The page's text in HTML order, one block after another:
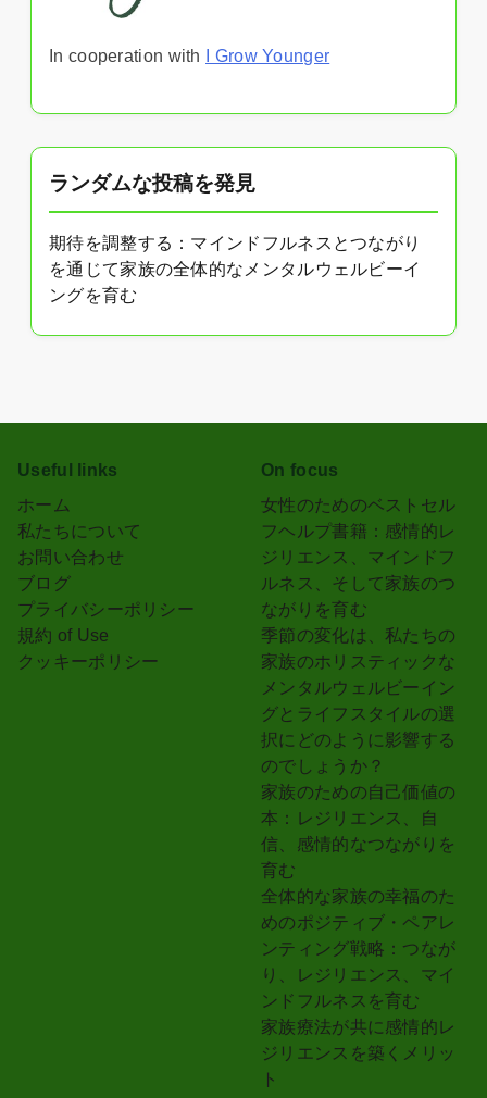
In cooperation with I Grow Younger
ランダムな投稿を発見
期待を調整する：マインドフルネスとつながり
を通じて家族の全体的なメンタルウェルビーイ
ングを育む
Useful links
ホーム
私たちについて
お問い合わせ
ブログ
プライバシーポリシー
規約 of Use
クッキーポリシー
On focus
女性のためのベストセル
フヘルプ書籍：感情的レ
ジリエンス、マインドフ
ルネス、そして家族のつ
ながりを育む
季節の変化は、私たちの
家族のホリスティックな
メンタルウェルビーイン
グとライフスタイルの選
択にどのように影響する
のでしょうか？
家族のための自己価値の
本：レジリエンス、自
信、感情的なつながりを
育む
全体的な家族の幸福のた
めのポジティブ・ペアレ
ンティング戦略：つなが
り、レジリエンス、マイ
ンドフルネスを育む
家族療法が共に感情的レ
ジリエンスを築くメリッ
ト